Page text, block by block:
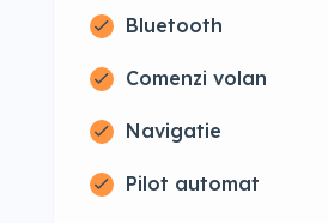
Bluetooth
Comenzi volan
Navigatie
Pilot automat